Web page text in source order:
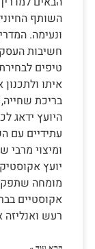
השותף
ונעימה.
חשיבות
טיפים
איתו
בריכת שחייה,
היועץ ידאג
עתידיים עם
ומיצוי
יועץ
מומחה
אקוסטיים
רעש